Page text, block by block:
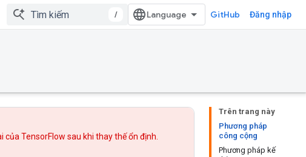
/ GitHub Đăng nhập
Trên trang này
Phương pháp
công cộng
Phương pháp kế
của TensorFlow sau khi thay thếổn định.